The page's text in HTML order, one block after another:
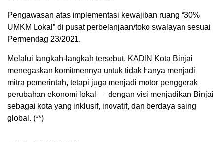
Pengawasan atas implementasi kewajiban ruang “30%
UMKM Lokal” di pusat perbelanjaan/toko swalayan sesuai
Permendag 23/2021.
Melalui langkah-langkah tersebut, KADIN Kota Binjai
menegaskan komitmennya untuk tidak hanya menjadi
mitra pemerintah, tetapi juga menjadi motor penggerak
perubahan ekonomi lokal — dengan visi menjadikan Binjai
sebagai kota yang inklusif, inovatif, dan berdaya saing
global. (**)